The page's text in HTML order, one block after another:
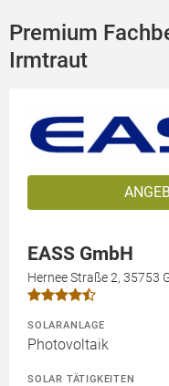
Premium
Irmtraut
EASS GmbH
Hernee Straße 2, 35753
SOLARANLAGE
Photovoltaik
SOLAR TÄTIGKEITEN